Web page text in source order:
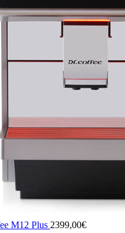
M12 Plus 2399,00€